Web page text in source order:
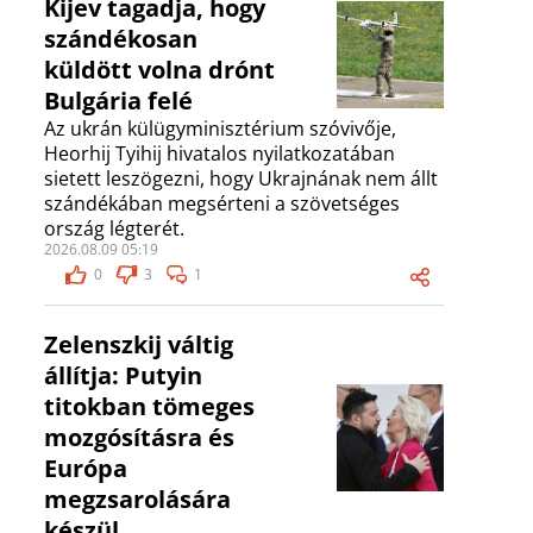
Kijev tagadja, hogy
szándékosan
küldött volna drónt
Bulgária felé
Az ukrán külügyminisztérium szóvivője,
Heorhij Tyihij hivatalos nyilatkozatában
sietett leszögezni, hogy Ukrajnának nem állt
szándékában megsérteni a szövetséges
ország légterét.
2026.08.09 05:19
0
3 1
Zelenszkij váltig
állítja: Putyin
titokban tömeges
mozgósításra és
Európa
megzsarolására